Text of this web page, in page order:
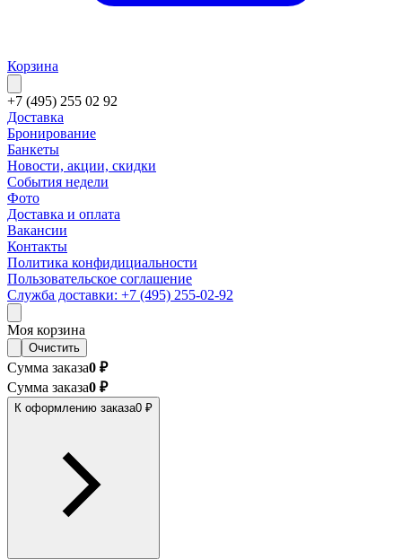
Корзина
+7 (495) 255 02 92
Доставка
Бронирование
Банкеты
Новости, акции, скидки
События недели
Фото
Доставка и оплата
Вакансии
Контакты
Политика конфидициальности
Пользовательское соглашение
Служба доставки: +7 (495) 255-02-92
Моя корзина
Очистить
Сумма заказа0 ₽
Сумма заказа0 ₽
К оформлению заказа0 ₽